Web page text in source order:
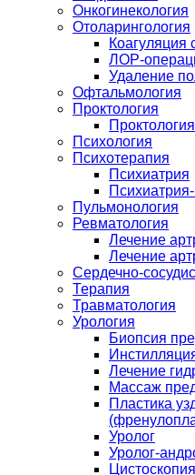
Онкогинекология
Отоларингология
Коагуляция
ЛОР-
Удаление
Офтальмология
Проктология
Психология
Психотерапия
Психиатрия
Пульмонология
Ревматология
Лечение
Лечение
Сердечно-
Терапия
Травматология
Урология
Биопсия
Лечение
Массаж
Пластика
Уролог
Уролог-
Цистоскопия